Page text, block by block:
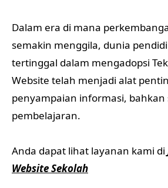
Dalam era di mana
semakin menggila, dunia
tertinggal dalam mengadopsi
Website telah menjadi alat
penyampaian informasi, bahkan
pembelajaran.
Anda dapat lihat layanan kami di
Website Sekolah